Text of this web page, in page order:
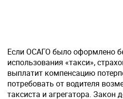
Если ОСАГО было оформлено
использования «такси»,
выплатит компенсацию
потребовать от водителя
таксиста и агрегатора. Закон